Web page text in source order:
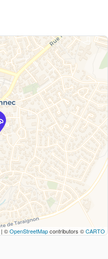
| ©OpenStreetMapcontributors ©CARTO